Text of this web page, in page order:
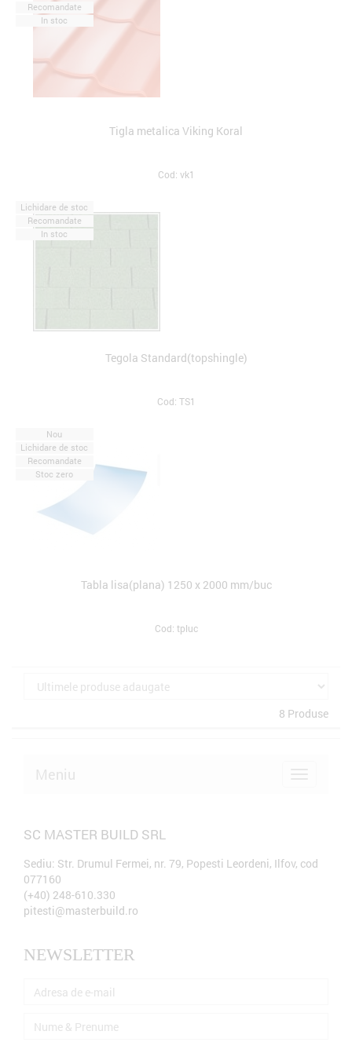
Recomandate
In stoc
Tigla metalica Viking Koral
Cod: vk1
Lichidare de stoc
Recomandate
In stoc
Tegola Standard(topshingle)
Cod: TS1
Nou
Lichidare de stoc
Recomandate
Stoc zero
Tabla lisa(plana) 1250 x 2000 mm/buc
Cod: tpluc
8 Produse
Meniu
SC MASTER BUILD SRL
Sediu: Str. Drumul Fermei, nr. 79, Popesti Leordeni, Ilfov, cod
077160
(+40) 248-610.330
pitesti@masterbuild.ro
NEWSLETTER